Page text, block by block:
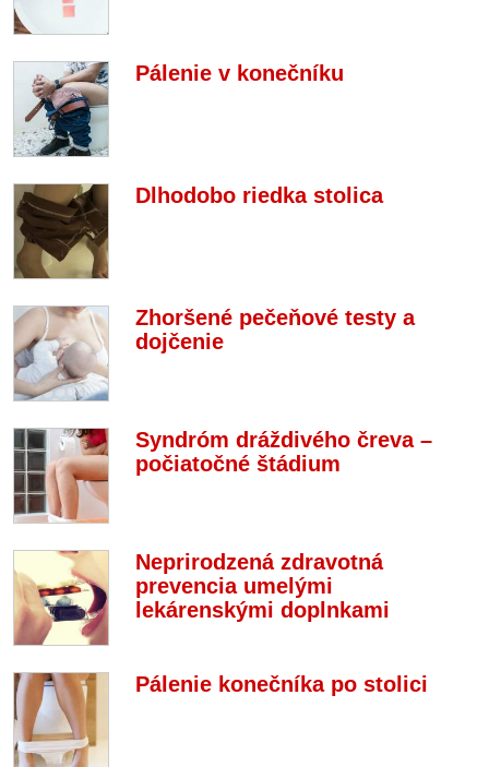
Pálenie v konečníku
Dlhodobo riedka stolica
Zhoršené pečeňové testy a
dojčenie
Syndróm dráždivého čreva –
počiatočné štádium
Neprirodzená zdravotná
prevencia umelými
lekárenskými doplnkami
Pálenie konečníka po stolici